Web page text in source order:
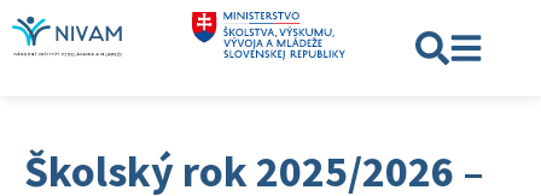
Školský rok 2025/2026 –